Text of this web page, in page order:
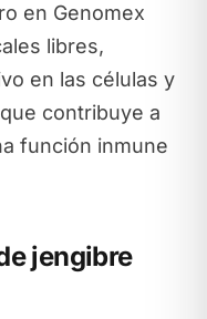
en Genomex
libres,
en las células y
contribuye a
función inmune
jengibre